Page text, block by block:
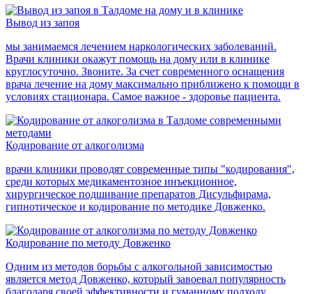
Вывод из запоя
мы занимаемся лечением наркологических заболеваний.
Врачи клиники окажут помощь на дому или в клинике
круглосуточно. Звоните. За счет современного оснащения
врача лечение на дому максимально приближено к помощи в
условиях стационара. Самое важное - здоровье пациента.
Кодирование от алкоголизма
врачи клиники проводят современные типы "кодирования",
среди которых медикаментозное инъекционное,
хирургическое подшивание препаратов Дисульфирама,
гипнотическое и кодирование по методике Довженко.
Кодирование по методу Довженко
Одним из методов борьбы с алкогольной зависимостью
является метод Довженко, который завоевал популярность